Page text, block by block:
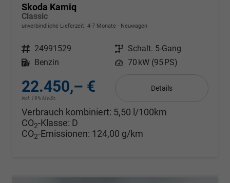
Skoda Kamiq
Classic
unverbindliche Lieferzeit: 4-7 Monate Neuwagen
Fahrzeugnr. 24991529 Getriebe Schalt. 5-Gang
Kraftstoff
Benzin Leistung 70 kW (95 PS)
22.450,– €
incl. 19% MwSt.
Details
Verbrauch kombiniert: 5,50 l/100km
CO2-Klasse: D
CO2-Emissionen: 124,00 g/km